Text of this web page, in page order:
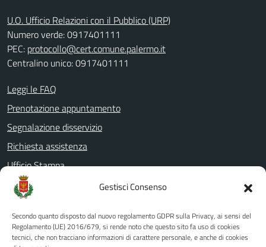
Gestisci Consenso
Secondo quanto disposto dal nuovo regolamento GDPR sulla Privacy, ai sensi del
Regolamento (UE) 2016/679, si rende noto che questo sito fa uso di cookies
tecnici, che non tracciano informazioni di carattere personale, e anche di cookies
U.O. Ufficio Relazioni con il Pubblico (URP)
Numero verde: 0917401111
PEC: protocollo@cert.comune.palermo.it
Centralino unico: 0917401111
Leggi le FAQ
Prenotazione appuntamento
Segnalazione disservizio
Richiesta assistenza
Ufficio Stampa
Amministrazione Trasparente
Albo pretorio
Informativa privacy
Note legali